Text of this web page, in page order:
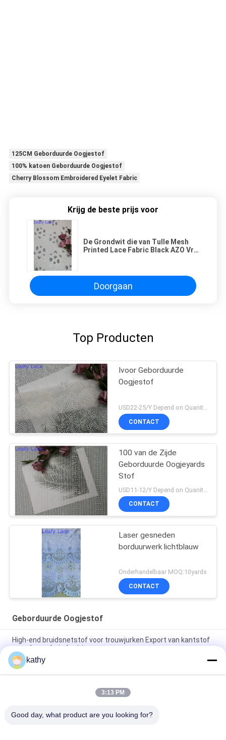
125CM Geborduurde Oogjestof
100% katoen Geborduurde Oogjestof
Cherry Blossom Embroidered Eyelet Fabric
Krijg de beste prijs voor
De Grondwit die van Tulle Mesh
Printed Lace Fabric Black AZO Vrij
Doorgaan
Top Producten
Ivoor Geborduurde
Oogjestof
CONTACT
100 van de Zijde
Geborduurde Oogjeyards
Stof
CONTACT
Laser gesneden
borduurwerk lichtblauw
Onderhandelbaar MOQ:10yards
CONTACT
Geborduurde Oogjestof
High-end bruidsnetstof voor trouwjurken Export van kantstof
voor de mode-industrie
Fabrikant van kantenstof met op maat gemaakte ontwerpen
Premium kantenstof voor avondjurkontwerp
Geborduurde oogkleuren OEM kantenfabrikant voor
kathy
3:13 PM
Good day, what product are you looking for?